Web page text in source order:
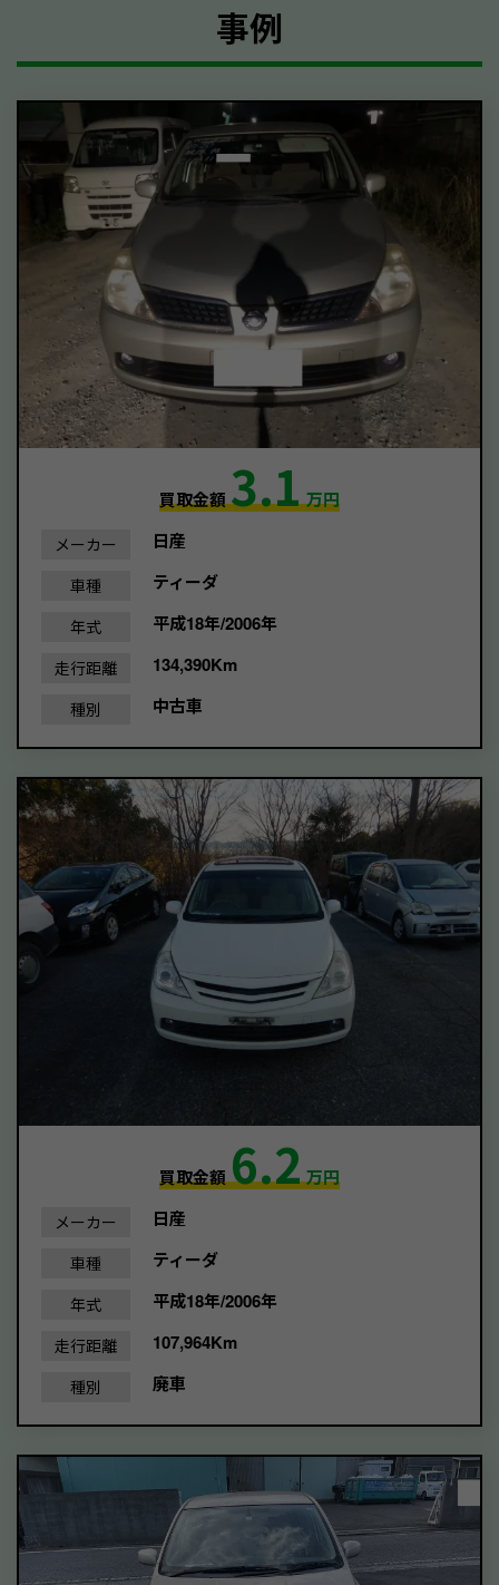
事例
買取金額3.1万円
メーカー 日産
車種 ティーダ
年式 平成18年/2006年
走行距離 134,390Km
種別 中古車
買取金額6.2万円
メーカー 日産
車種 ティーダ
年式 平成18年/2006年
走行距離 107,964Km
種別 廃車